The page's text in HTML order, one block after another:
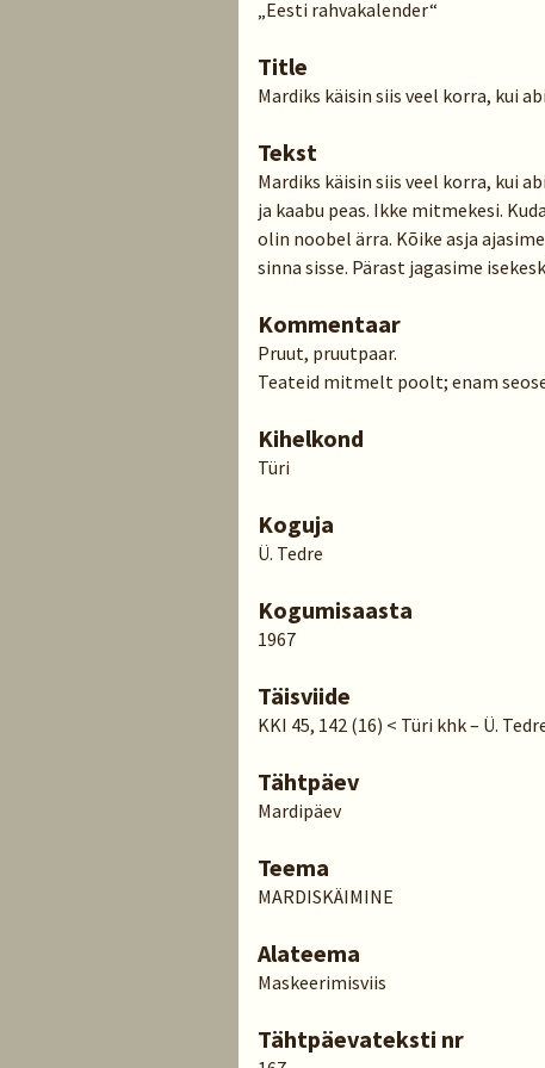
„Eesti rahvakalender“
Title
Mardiks käisin siis veel korra, kui
Tekst
Mardiks käisin siis veel korra, kui
ja kaabu peas. Ikke mitmekesi.
olin noobel ärra. Kõike asja
sinna sisse. Pärast jagasime
Kommentaar
Pruut, pruutpaar.
Teateid mitmelt poolt; enam
Kihelkond
Türi
Koguja
Ü. Tedre
Kogumisaasta
1967
Täisviide
KKI 45, 142 (16) < Türi khk – Ü.
Tähtpäev
Mardipäev
Teema
MARDISKÄIMINE
Alateema
Maskeerimisviis
Tähtpäevateksti nr